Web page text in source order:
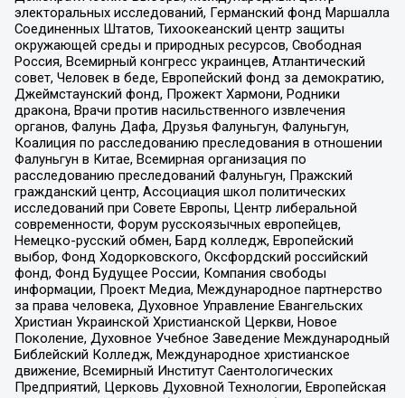
электоральных исследований, Германский фонд Маршалла
Соединенных Штатов, Тихоокеанский центр защиты
окружающей среды и природных ресурсов, Свободная
Россия, Всемирный конгресс украинцев, Атлантический
совет, Человек в беде, Европейский фонд за демократию,
Джеймстаунский фонд, Прожект Хармони, Родники
дракона, Врачи против насильственного извлечения
органов, Фалунь Дафа, Друзья Фалуньгун, Фалуньгун,
Коалиция по расследованию преследования в отношении
Фалуньгун в Китае, Всемирная организация по
расследованию преследований Фалуньгун, Пражский
гражданский центр, Ассоциация школ политических
исследований при Совете Европы, Центр либеральной
современности, Форум русскоязычных европейцев,
Немецко-русский обмен, Бард колледж, Европейский
выбор, Фонд Ходорковского, Оксфордский российский
фонд, Фонд Будущее России, Компания свободы
информации, Проект Медиа, Международное партнерство
за права человека, Духовное Управление Евангельских
Христиан Украинской Христианской Церкви, Новое
Поколение, Духовное Учебное Заведение Международный
Библейский Колледж, Международное христианское
движение, Всемирный Институт Саентологических
Предприятий, Церковь Духовной Технологии, Европейская